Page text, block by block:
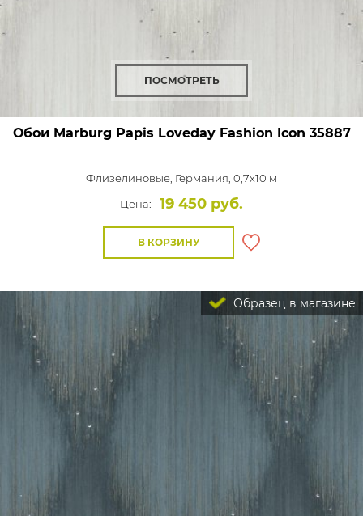
ПОСМОТРЕТЬ
Обои Marburg Papis Loveday Fashion Icon 35887
Флизелиновые, Германия, 0,7x10 м
Цена:
19 450 руб.
В КОРЗИНУ
Образец в магазине